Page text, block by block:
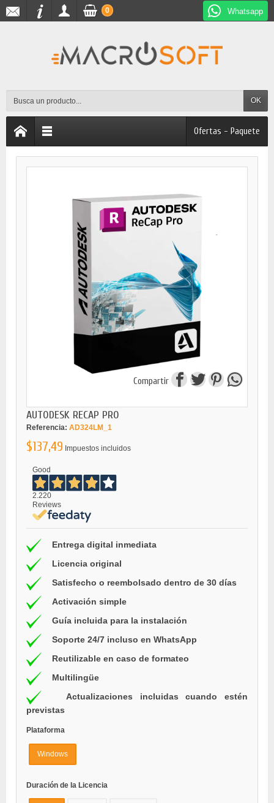
Whatsapp
OK
0
Ofertas - Paquete
Compartir
AUTODESK RECAP PRO
Referencia: AD324LM_1
$137,49 Impuestos incluidos
Good
2.220
Reviews
Entrega digital inmediata
Licencia original
Satisfecho o reembolsado dentro de 30 días
Activación simple
Guía incluida para la instalación
Soporte 24/7 incluso en WhatsApp
Reutilizable en caso de formateo
Multilingüe
Actualizaciones incluidas cuando estén
previstas
Plataforma
Windows
Duración de la Licencia